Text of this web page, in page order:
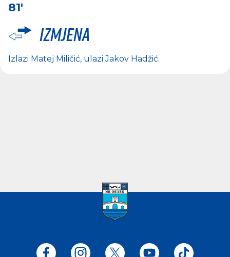
81'
Izmjena
Izlazi Matej Miličić, ulaziJakov Hadžić.